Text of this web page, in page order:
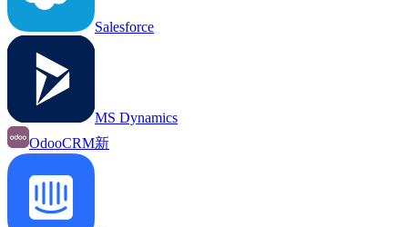
Salesforce
MS Dynamics
OdooCRM新